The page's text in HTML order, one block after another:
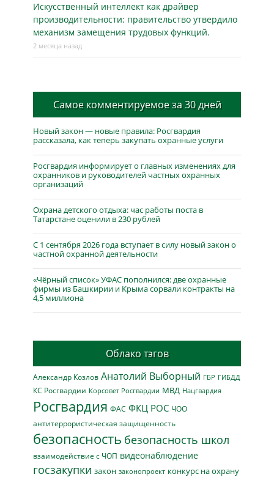
Искусственный интеллект как драйвер
производительности: правительство утвердило
механизм замещения трудовых функций.
2 месяца назад
Самое комментируемое за 30 дней
Новый закон — новые правила: Росгвардия
рассказала, как теперь закупать охранные услуги
Росгвардия информирует о главных изменениях для
охранников и руководителей частных охранных
организаций
Охрана детского отдыха: час работы поста в
Татарстане оценили в 230 рублей
С 1 сентября 2026 года вступает в силу новый закон о
частной охранной деятельности
«Чёрный список» УФАС пополнился: две охранные
фирмы из Башкирии и Крыма сорвали контракты на
4,5 миллиона
Облако тэгов
Александр Козлов Анатолий Выборный ГБР ГИБДД
КС Росгвардии Корсовет Росгвардии МВД Нацгвардия
Росгвардия ФАС ФКЦ РОС ЧОО
антитеррористическая защищенность
безопасность безопасность школ
взаимодействие с ЧОП видеонаблюдение
госзакупки закон законопроект конкурс на охрану